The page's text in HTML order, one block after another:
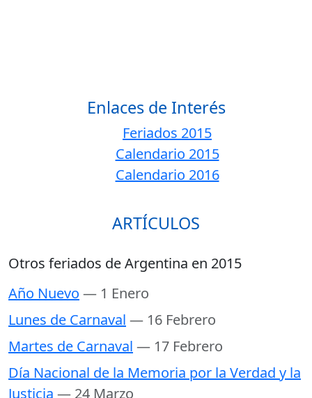
Enlaces de Interés
Feriados 2015
Calendario 2015
Calendario 2016
ARTÍCULOS
Otros feriados de Argentina en 2015
Año Nuevo — 1 Enero
Lunes de Carnaval — 16 Febrero
Martes de Carnaval — 17 Febrero
Día Nacional de la Memoria por la Verdad y la
Justicia — 24 Marzo